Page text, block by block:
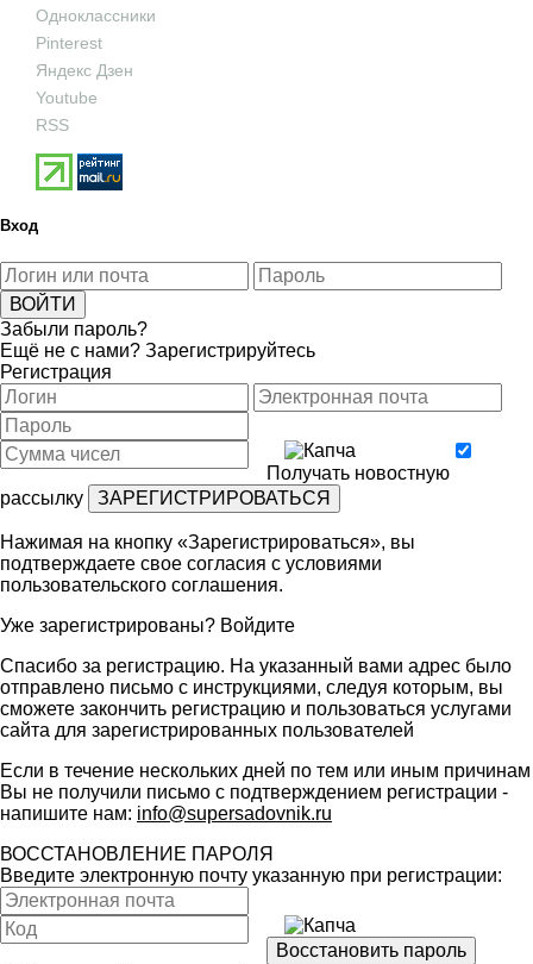
Одноклассники
Pinterest
Яндекс Дзен
Youtube
RSS
Вход
Забыли пароль?
Ещё не с нами? Зарегистрируйтесь
Регистрация
Получать новостную
рассылку
Нажимая на кнопку «Зарегистрироваться», вы
подтверждаете свое согласия с условиями
пользовательского соглашения.
Уже зарегистрированы? Войдите
Спасибо за регистрацию. На указанный вами адрес было
отправлено письмо с инструкциями, следуя которым, вы
сможете закончить регистрацию и пользоваться услугами
сайта для зарегистрированных пользователей
Если в течение нескольких дней по тем или иным причинам
Вы не получили письмо с подтверждением регистрации -
напишите нам: info@supersadovnik.ru
ВОССТАНОВЛЕНИЕ ПАРОЛЯ
Введите электронную почту указанную при регистрации: